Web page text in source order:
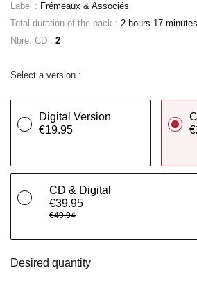
Label : Frémeaux & Associés
Total duration of the pack : 2 hours 17 minutes
Nbre. CD : 2
Select a version :
Digital Version
€19.95
CD & Digital
€39.95
€49.94
Desired quantity